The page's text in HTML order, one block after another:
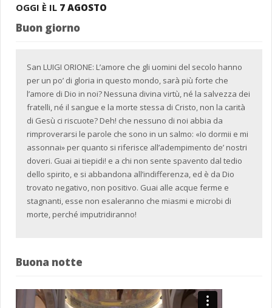
OGGI È IL 7 AGOSTO
Buon giorno
San LUIGI ORIONE: L’amore che gli uomini del secolo hanno
per un po’ di gloria in questo mondo, sarà più forte che
l’amore di Dio in noi? Nessuna divina virtù, né la salvezza dei
fratelli, né il sangue e la morte stessa di Cristo, non la carità
di Gesù ci riscuote? Deh! che nessuno di noi abbia da
rimproverarsi le parole che sono in un salmo: «Io dormii e mi
assonnai» per quanto si riferisce all’adempimento de’ nostri
doveri. Guai ai tiepidi! e a chi non sente spavento dal tedio
dello spirito, e si abbandona all’indifferenza, ed è da Dio
trovato negativo, non positivo. Guai alle acque ferme e
stagnanti, esse non esaleranno che miasmi e microbi di
morte, perché imputridiranno!
Buona notte